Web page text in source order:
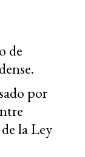
de
por
la Ley